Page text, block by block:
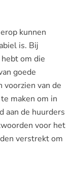
kunnen
is. Bij
om die
goede
van de
maken om in
aan de huurders
voor het
verstrekt om